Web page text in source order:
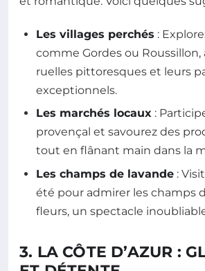
Les villages perchés :
comme Gordes ou Roussillon,
ruelles pittoresques et leurs
exceptionnels.
Les marchés locaux :
provençal et savourez des
tout en flânant main dans la
Les champs de lavande :
été pour admirer les champs
fleurs, un spectacle
3. LA CÔTE D’AZUR :